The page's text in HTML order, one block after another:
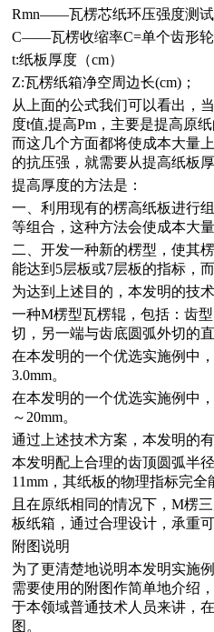
Rmn——瓦楞芯纸环压强度测试
C——瓦楞收缩率C=单个齿形轮
t:纸板厚度（cm）
Z:瓦楞纸箱净空周边长(cm)；
从上面的公式我们可以看出，
度t值,提高Pm，主要是提高原
而这几个方面都将使成本大量
的抗压强，就需要从提高纸板
提高厚度的方法是：
一、利用现有的楞高纸板进行
等组合，这种方法会使成本大
二、开发一种新的楞型，使其
能达到5层板或7层板的指标，
为达到上述目的，本发明的技
一种M楞型瓦楞辊，包括：齿
切，另一端与齿底圆弧外切的直
在本发明的一个优选实施例中
3.0mm。
在本发明的一个优选实施例中
～20mm。
通过上述技术方案，本发明的
本发明配上合理的齿顶圆弧半
11mm，其纸板的物理指标完全
且在原纸相同的情况下，M楞
板纸箱，通过合理设计，承重
附图说明
为了更清楚地说明本发明实施
需要使用的附图作简单地介绍
于本领域普通技术人员来讲，
图。